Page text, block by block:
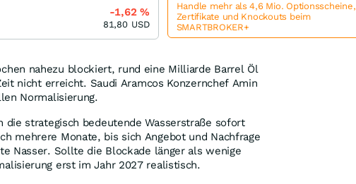
nahezu blockiert, rund eine Milliarde Barrel Öl
nicht erreicht. Saudi Aramcos Konzernchef Amin
Normalisierung.
strategisch bedeutende Wasserstraße sofort
mehrere Monate, bis sich Angebot und Nachfrage
Nasser. Sollte die Blockade länger als wenige
erst im Jahr 2027 realistisch.
-1,62 %
81,80 USD
Handle mehr als 4,6 Mio. Optionsscheine,
Zertifikate und Knockouts beim
SMARTBROKER+